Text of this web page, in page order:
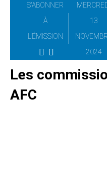
S'ABONNER
À
L'ÉMISSION
13
2024
Les
AFC